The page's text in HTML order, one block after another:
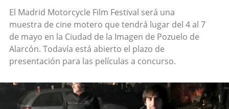
El Madrid Motorcycle Film Festival será una
muestra de cine motero que tendrá lugar del 4 al 7
de mayo en la Ciudad de la Imagen de Pozuelo de
Alarcón. Todavía está abierto el plazo de
presentación para las películas a concurso.